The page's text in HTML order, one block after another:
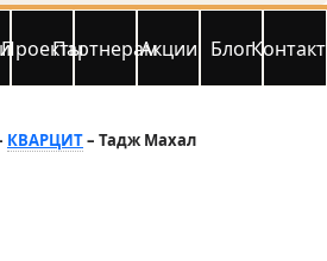
ПроектыПартнерамАкции Блог
КВАРЦИТ Тадж Махал